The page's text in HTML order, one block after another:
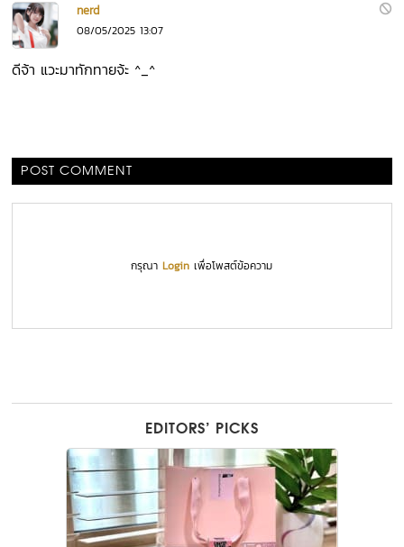
nerd
08/05/2025 13:07
ดีจ้า แวะมาทักทายจ้ะ ^_^
POST COMMENT
กรุณาLogin เพื่อโพสต์ข้อความ
EDITORS’ PICKS